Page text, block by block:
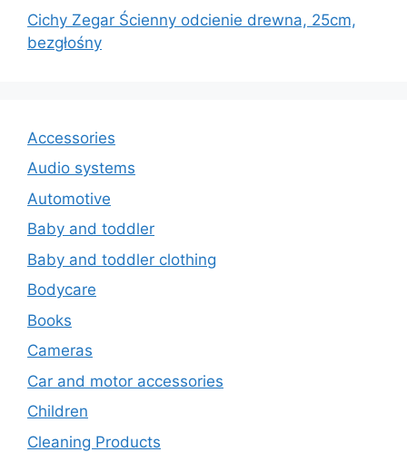
Cichy Zegar Ścienny odcienie drewna, 25cm,
bezgłośny
Accessories
Audio systems
Automotive
Baby and toddler
Baby and toddler clothing
Bodycare
Books
Cameras
Car and motor accessories
Children
Cleaning Products